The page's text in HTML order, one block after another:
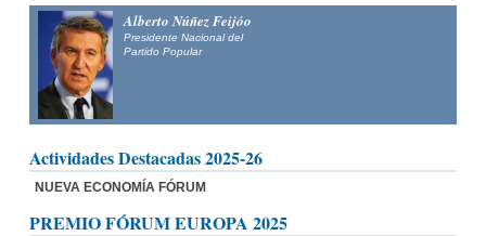
Alberto Núñez Feijóo
Presidente Nacional del
Partido Popular
Actividades Destacadas 2025-26
NUEVA ECONOMÍA FÓRUM
PREMIO FÓRUM EUROPA 2025